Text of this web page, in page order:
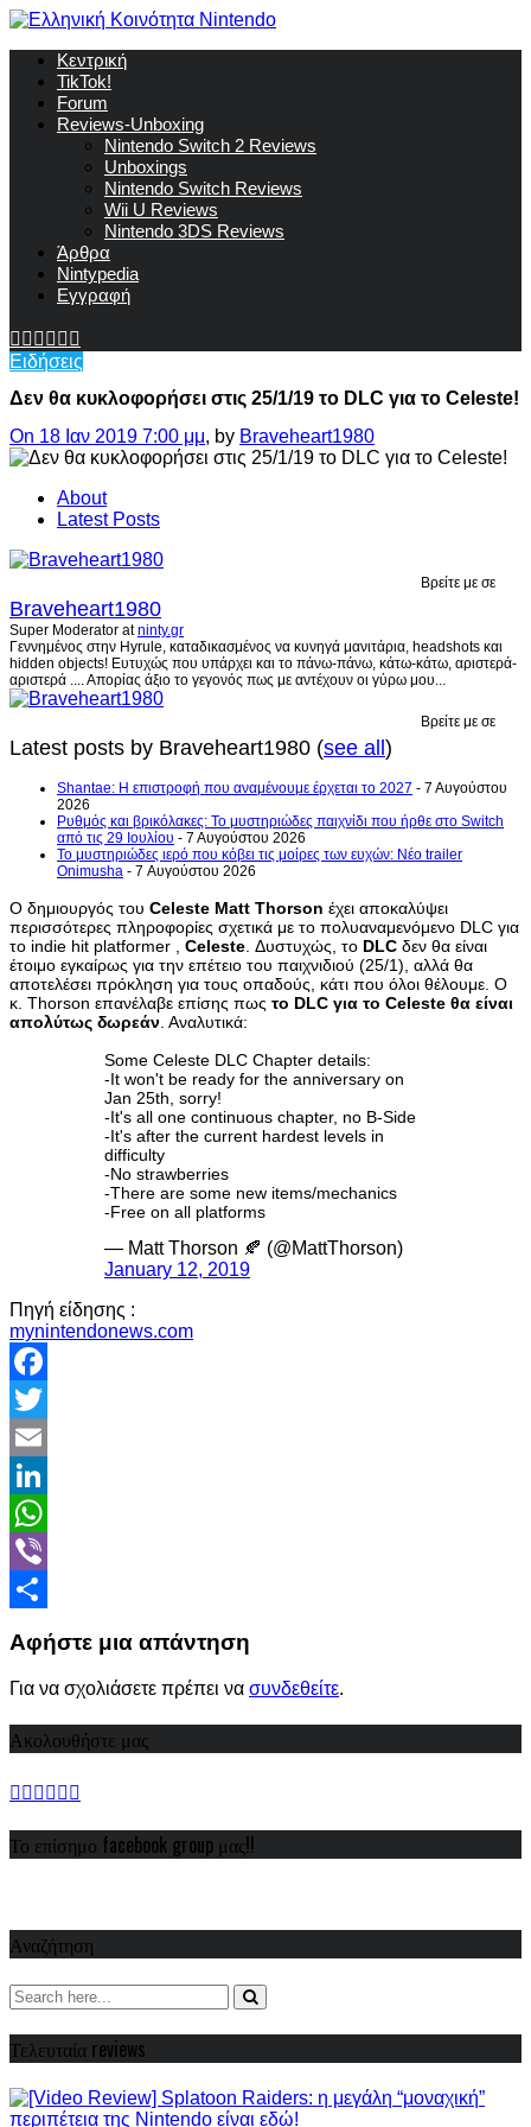
Κεντρική
TikTok!
Forum
Reviews-Unboxing
Nintendo Switch 2 Reviews
Unboxings
Nintendo Switch Reviews
Wii U Reviews
Nintendo 3DS Reviews
Άρθρα
Nintypedia
Εγγραφή
Ειδήσεις
Δεν θα κυκλοφορήσει στις 25/1/19 το DLC για το Celeste!
On 18 Ιαν 2019 7:00 μμ, by Braveheart1980
About
Latest Posts
Βρείτε με σε
Braveheart1980
Super Moderator atninty.gr
Γεννημένος στην Hyrule, καταδικασμένος να κυνηγά μανιτάρια, headshots και
hidden objects! Ευτυχώς που υπάρχει και το πάνω-πάνω, κάτω-κάτω, αριστερά-
αριστερά .... Απορίας άξιο το γεγονός πως με αντέχουν οι γύρω μου...
Βρείτε με σε
Latest posts by Braveheart1980 (see all)
Shantae: Η επιστροφή που αναμένουμε έρχεται το 2027 - 7 Αυγούστου
2026
Ρυθμός και βρικόλακες: Το μυστηριώδες παιχνίδι που ήρθε στο Switch
από τις 29 Ιουλίου - 7 Αυγούστου 2026
Το μυστηριώδες ιερό που κόβει τις μοίρες των ευχών: Νέο trailer
Onimusha - 7 Αυγούστου 2026
Ο δημιουργός του Celeste Matt Thorson έχει αποκαλύψει
περισσότερες πληροφορίες σχετικά με το πολυαναμενόμενο DLC για
το indie hit platformer , Celeste . Δυστυχώς, το DLC δεν θα είναι
έτοιμο εγκαίρως για την επέτειο του παιχνιδιού (25/1), αλλά θα
αποτελέσει πρόκληση για τους οπαδούς, κάτι που όλοι θέλουμε. Ο
κ. Thorson επανέλαβε επίσης πως το DLC για το Celeste θα είναι
απολύτως δωρεάν . Αναλυτικά:
Some Celeste DLC Chapter details:
-It won't be ready for the anniversary on
Jan 25th, sorry!
-It's all one continuous chapter, no B-Side
-It's after the current hardest levels in
difficulty
-No strawberries
-There are some new items/mechanics
-Free on all platforms
— Matt Thorson 🍂 (@MattThorson)
January 12, 2019
Πηγή είδησης :
mynintendonews.com
Facebook
Twitter
Email
LinkedIn
WhatsApp
Viber
Αφήστε μια απάντηση
Για να σχολιάσετε πρέπει να συνδεθείτε.
Ακολουθήστε μας
Το επίσημο facebook group μας!!
Αναζήτηση
Τελευταία reviews